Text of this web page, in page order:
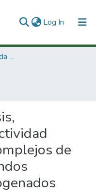
Log In (current)
1. Investigación Financiada con Recursos Públicos
de